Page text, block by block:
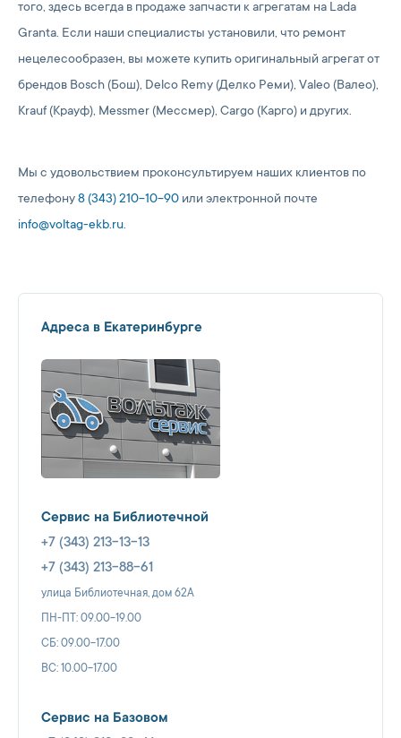
того, здесь всегда в продаже запчасти к агрегатам на Lada
Granta. Если наши специалисты установили, что ремонт
нецелесообразен, вы можете купить оригинальный агрегат от
брендов Bosch (Бош), Delco Remy (Делко Реми), Valeo (Валео),
Krauf (Крауф), Messmer (Мессмер), Cargo (Карго) и других.
Мы с удовольствием проконсультируем наших клиентов по
телефону8 (343) 210-10-90 или электронной почте
info@voltag-ekb.ru.
Адреса в Екатеринбурге
Сервис на Библиотечной
+7 (343) 213-13-13
+7 (343) 213-88-61
улица Библиотечная, дом 62А
ПН-ПТ: 09.00-19.00
СБ: 09.00-17.00
ВС: 10.00-17.00
Сервис на Базовом